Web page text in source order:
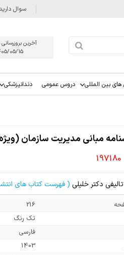
سوال
آخرین
05/15
های بین المللی دروس عمومی دندانپزشکی
197180
دکتر خلیلی ( فهرست کتاب های
216
تک رنگ
فارسی
1403